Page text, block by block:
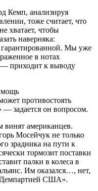
Кемп, анализируя
тоже считает, что
хватает, чтобы
наверняка:
гарантированной. Мы уже
в нотах
— приходит к выводу
мощь
противостоять
задается он вопросом.
винят американцев.
Мосейчук не только
зрадника на пути к
тормозит поставки
палки в колеса в
Им оказался…, нет,
Демпартией США».